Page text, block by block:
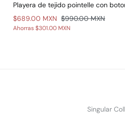
Playera de tejido pointelle con
$689.00 MXN $990.00 MXN
Ahorras$301.00 MXN
Singular